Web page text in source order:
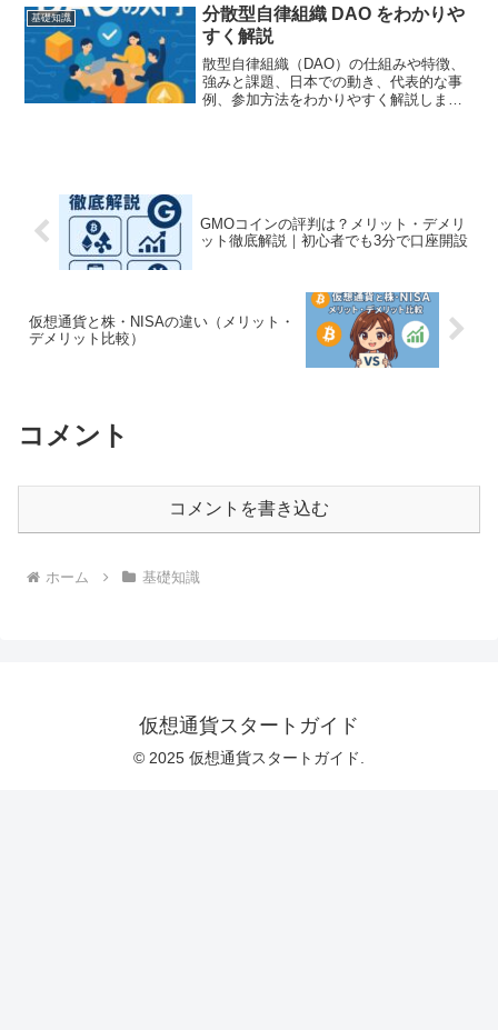
理解したい方に役立つ入門記事です。
基礎知識
分散型自律組織 DAO をわかりや
すく解説
散型自律組織（DAO）の仕組みや特徴、
強みと課題、日本での動き、代表的な事
例、参加方法をわかりやすく解説しま
GMOコインの評判は？メリット・デメリ
ット徹底解説｜初心者でも3分で口座開設
仮想通貨と株・NISAの違い（メリット・
デメリット比較）
コメント
コメントを書き込む
ホーム 基礎知識
仮想通貨スタートガイド
© 2025 仮想通貨スタートガイド.